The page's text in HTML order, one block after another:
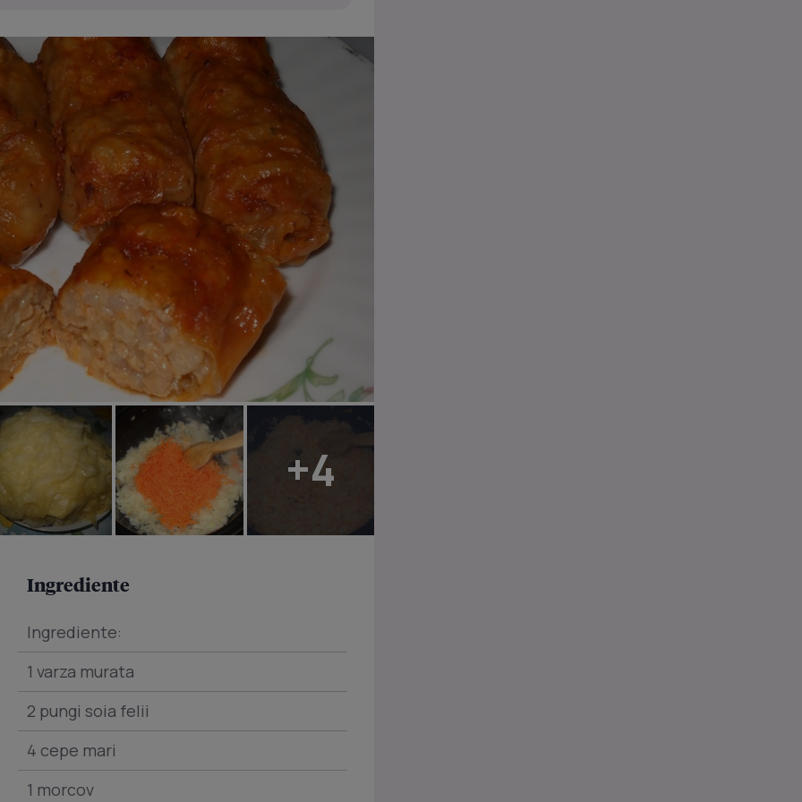
+4
Ingrediente
Ingrediente:
1 varza murata
2 pungi soia felii
4 cepe mari
1 morcov